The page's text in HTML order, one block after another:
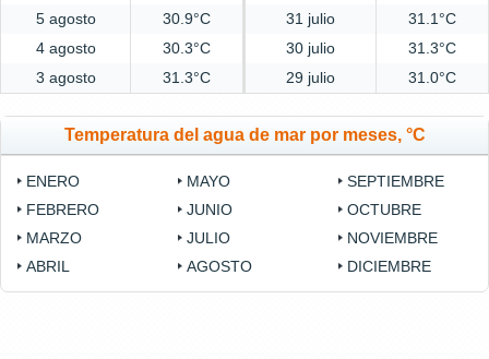
5 agosto
30.9°C 31 julio
31.1°C
4 agosto
30.3°C 30 julio
31.3°C
3 agosto
31.3°C 29 julio 31.0°C
Temperatura del agua de mar por meses, °C
ENERO
FEBRERO
MARZO
ABRIL
MAYO
JUNIO
JULIO
AGOSTO
SEPTIEMBRE
OCTUBRE
NOVIEMBRE
DICIEMBRE